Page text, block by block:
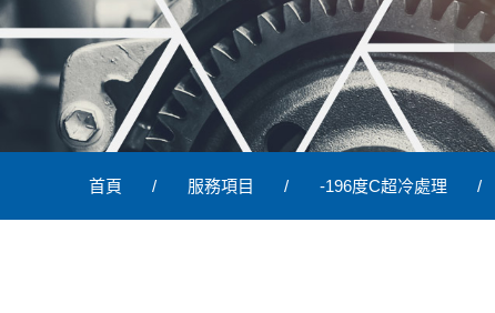
首頁 服務項目 -196度C超冷處理